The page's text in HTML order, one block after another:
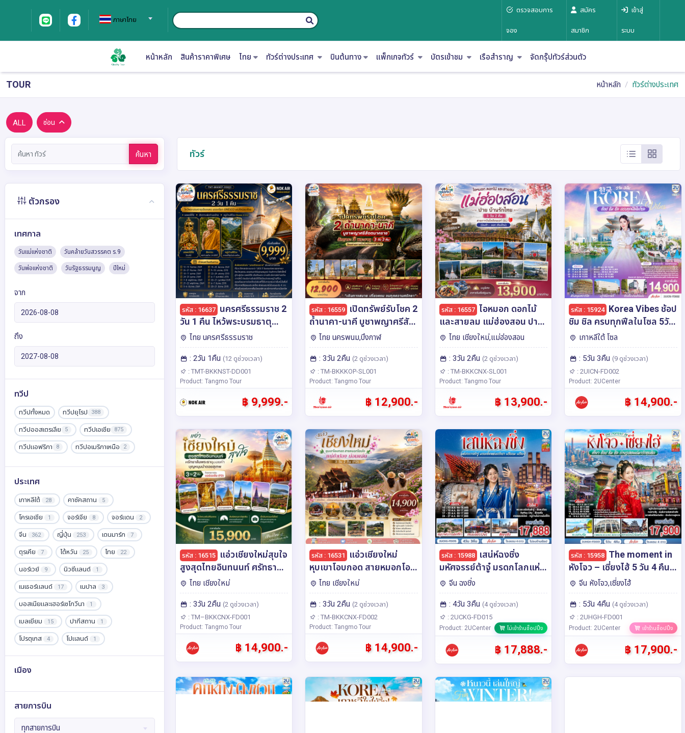
ภาษาไทย
ตรวจสอบการ
จอง
สมัคร
สมาชิก
เข้าสู่
ระบบ
หน้าหลัก สินค้าราคาพิเศษ ไทย ทัวร์ต่างประเทศ บินต้นทาง แพ็กเกจทัวร์ บัตรเข้าชม เรือสำราญ จัดกรุ๊ปทัวร์ส่วนตัว
TOUR หน้าหลัก ทัวร์ต่างประเทศ
ALL ซ่อน
ค้นหา
ตัวกรอง
เทศกาล
วันแม่แห่งชาติ วันคล้ายวันสวรรคต ร.9
วันพ่อแห่งชาติ วันรัฐธรรมนูญ ปีใหม่
จาก
ถึง
ทวีป
ทวีปทั้งหมด ทวีปยุโรป 388
ทวีปออสเตรเลีย 5 ทวีปเอเชีย 875
ทวีปแอฟริกา 8 ทวีปอเมริกาเหนือ 2
ประเทศ
เกาหลีใต้ 28 คาซัคสถาน 5
โครเอเชีย 1 จอร์เจีย 8 จอร์แดน 2
จีน 362 ญี่ปุ่น 253 เดนมาร์ก 7
ตุรเคีย 7 ไต้หวัน 25 ไทย 22
นอร์เวย์ 9 นิวซีแลนด์ 1
เนเธอร์แลนด์ 17 เนปาล 3
บอสเนียและเฮอร์เซโกวีนา 1
เบลเยียม 15 ปากีสถาน 1
โปรตุเกส 4 โปแลนด์ 1
ฝรั่งเศส 36 พม่า 5 ฟินแลนด์ 3
มาเก๊า
เยอรมนี 34 รัสเซีย 6
ลักเซมเบิร์ก
ลิกเตนสไตน์ 3
เมือง
สายการบิน
ทุกสายการบิน
ทัวร์
รหัส : 16637 นครศรีธรรมราช 2
วัน 1 คืน ไหว้พระบรมธาตุ
เมืองนคร มรดกโลก
UNESCO แห่งใหม่ของไทย •
ขอพรไอ้ไข่ • สักการะพ่อท่าน
คล้าย • หมู่บ้านคีรีวง
(โรงแรม 4 ดาว) สายการบิน
Nok Air (DD550/DD557)
ไทย นครศรีธรรมราช
: 2วัน 1คืน (12 ดูช่วงเวลา)
: TMT-BKKNST-DD001
Product: Tangmo Tour
฿ 9,999.-
รหัส : 16559
เปิดทรัพย์รับโชค 2
ถ้ำนาคา-นาคี บูชาพญาศรีสัต
ตนาคราช สักการะ 3 พระธาตุ
3 วัน 2 คืน โดยสายการบินไล
อ้อนแอร์ (SL)
ไทย นครพนม,บึงกาฬ
: 3วัน 2คืน (2 ดูช่วงเวลา)
: TM-BKKKOP-SL001
Product: Tangmo Tour
฿ 12,900.-
รหัส : 16557 ไอหมอก ดอกไม้
และสายลม แม่ฮ่องสอน ปาย
บ้านรักไทย 3 วัน 2 คืน สายกา
รบินไลอ้อนแอร์ (SL) บินเข้า
-ออกเชียงใหม่
ไทย เชียงใหม่,แม่ฮ่องสอน
: 3วัน 2คืน (2 ดูช่วงเวลา)
: TM-BKKCNX-SL001
Product: Tangmo Tour
฿ 13,900.-
รหัส : 15924 Korea Vibes ช้อป
ชิม ชิล ครบทุกฟีลในโซล 5วัน
3คืน โดยสายการบิน แอร์
เอเชีย (FD)
เกาหลีใต้ โซล
: 5วัน 3คืน (9 ดูช่วงเวลา)
: 2UICN-FD002
Product: 2UCenter
฿ 14,900.-
รหัส : 16515 แอ่วเชียงใหม่สุขใจ
สูงสุดไทยอินทนนท์ ศรัทธาล้น
พระธาตุดอยคำ บุญหนุนนำ
ดอยสุเทพ 3 วัน 2 คืน โดย
สายการบินแอร์เอเชีย (FD)
ไทย เชียงใหม่
: 3วัน 2คืน (2 ดูช่วงเวลา)
: TM–BKKCNX-FD001
Product: Tangmo Tour
฿ 14,900.-
รหัส : 16531
แอ่วเชียงใหม่
หุบเขาโอบกอด สายหมอกโอบ
ใจ แม่กำปอง ม่อนแจ่ม 3 วัน
2 คืน โดย สายการบิน แอร์
เอเชีย (FD)
ไทย เชียงใหม่
: 3วัน 2คืน (2 ดูช่วงเวลา)
: TM-BKKCNX-FD002
Product: Tangmo Tour
฿ 14,900.-
รหัส : 15988 เสน่ห์ฉงชิ่ง
มหัศจรรย์ต้าจู๋ มรดกโลกแห่ง
ศรัทธา ฟรีดอม ฟรีเดย์ 4วัน
3คืน โดยสายการบิน แอร์
เอเชีย (FD)
จีน ฉงชิ่ง
: 4วัน 3คืน (4 ดูช่วงเวลา)
: 2UCKG-FD015
Product: 2UCenter ไม่เข้าร้านช็อปปิ้ง
฿ 17,888.-
รหัส : 15958 The moment in
หังโจว – เซี่ยงไฮ้ 5 วัน 4 คืน
เที่ยว ช้อป ชิม ชิล ถ่ายรูป
แลนด์มาร์กสุดชิค โดยสาย
การบิน Air Asia (FD)
จีน หังโจว,เซี่ยงไฮ้
: 5วัน 4คืน (4 ดูช่วงเวลา)
: 2UHGH-FD001
Product: 2UCenter เข้าร้านช็อปปิ้ง
฿ 17,900.-